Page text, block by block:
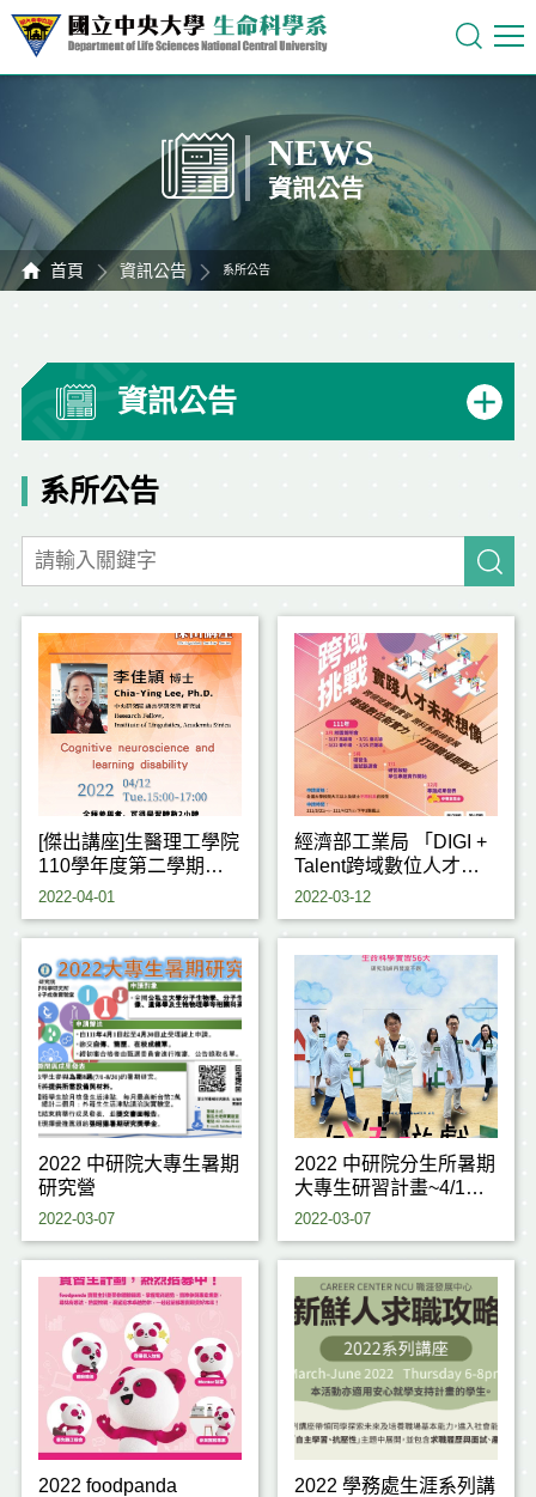
NEWS
資訊公告
首頁 資訊公告 系所公告
資訊公告
系所公告
[傑出講座]生醫理工學院
110學年度第二學期學
院傑出講座Ⅰ-李佳穎博
2022-04-01
經濟部工業局 「DIGI +
Talent跨域數位人才加
速躍升計畫」專題研習
2022-03-12
2022 中研院大專生暑期
研究營
2022-03-07
2022 中研院分生所暑期
大專生研習計畫~4/1開
始線上報名!
2022-03-07
2022 foodpanda
2022 學務處生涯系列講